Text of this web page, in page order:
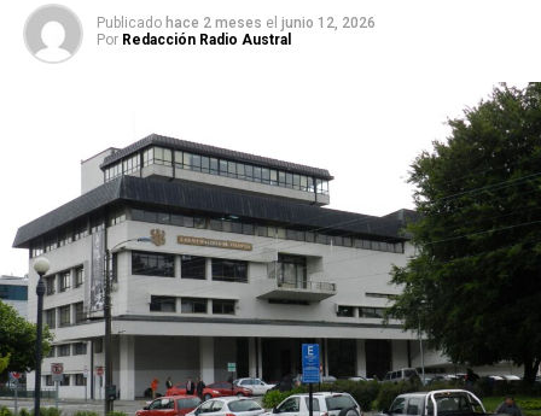
Publicado hace 2 meses el junio 12, 2026
Por Redacción Radio Austral